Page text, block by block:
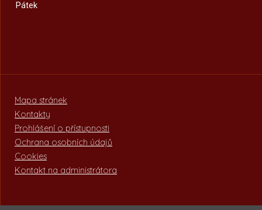
Pátek
Mapa stránek
Kontakty
Prohlášení o přístupnosti
Ochrana osobních údajů
Cookies
Kontakt na administrátora